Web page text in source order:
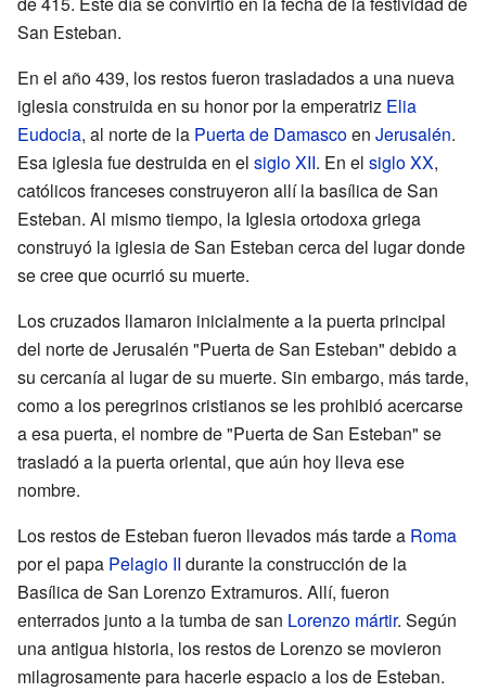
San Esteban.
En el año 439, los restos fueron trasladados a una nueva
iglesia construida en su honor por la emperatriz Elia
Eudocia, al norte de la Puerta de Damascoen Jerusalén.
Esa iglesia fue destruida en el siglo XII. En el siglo XX,
católicos franceses construyeron allí la basílica de San
Esteban. Al mismo tiempo, la Iglesia ortodoxa griega
construyó la iglesia de San Esteban cerca del lugar donde
se cree que ocurrió su muerte.
Los cruzados llamaron inicialmente a la puerta principal
del norte de Jerusalén "Puerta de San Esteban" debido a
su cercanía al lugar de su muerte. Sin embargo, más tarde,
como a los peregrinos cristianos se les prohibió acercarse
a esa puerta, el nombre de "Puerta de San Esteban" se
trasladó a la puerta oriental, que aún hoy lleva ese
nombre.
Los restos de Esteban fueron llevados más tarde a Roma
por el papa Pelagio II durante la construcción de la
Basílica de San Lorenzo Extramuros. Allí, fueron
enterrados junto a la tumba de san Lorenzo mártir. Según
una antigua historia, los restos de Lorenzo se movieron
milagrosamente para hacerle espacio a los de Esteban.